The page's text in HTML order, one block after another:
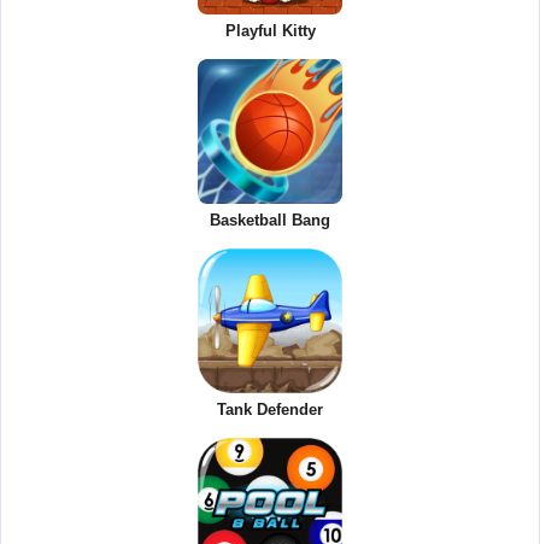
Playful Kitty
Basketball Bang
Tank Defender